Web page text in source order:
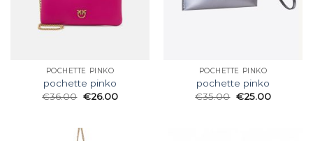
POCHETTE PINKO
pochette pinko
€36.00 €26.00
POCHETTE PINKO
pochette pinko
€35.00 €25.00